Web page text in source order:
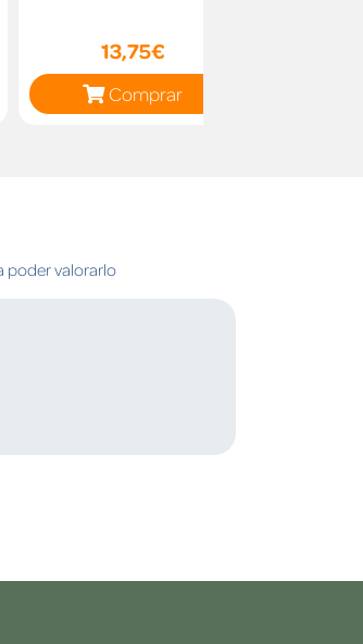
13,75€
Comprar
poder valorarlo